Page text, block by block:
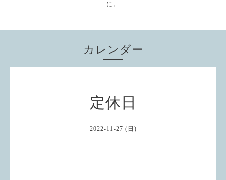
に。
カレンダー
定休日
2022-11-27 (日)